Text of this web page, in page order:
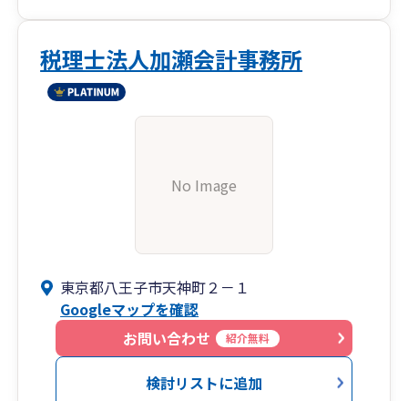
税理士法人加瀬会計事務所
No Image
東京都八王子市天神町２－１
Googleマップを確認
お問い合わせ
紹介無料
検討リストに追加